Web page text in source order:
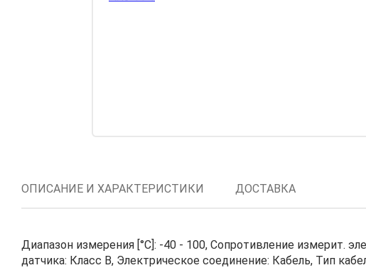
ОПИСАНИЕ И ХАРАКТЕРИСТИКИ ДОСТАВКА
Диапазон измерения [°C]: -40 - 100, Сопротивление измерит.
датчика: Класс B, Электрическое соединение: Кабель, Тип